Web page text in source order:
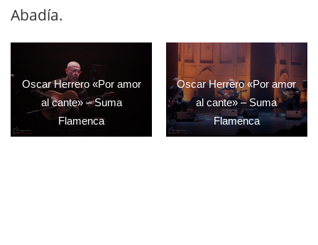
Abadía.
Oscar Herrero «Por amor
al cante» – Suma
Flamenca
Oscar Herrero «Por amor
al cante» – Suma
Flamenca